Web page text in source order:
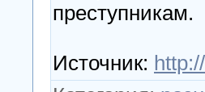
преступникам.
Источник: